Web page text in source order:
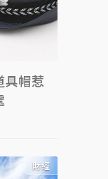
具帽惹
財經